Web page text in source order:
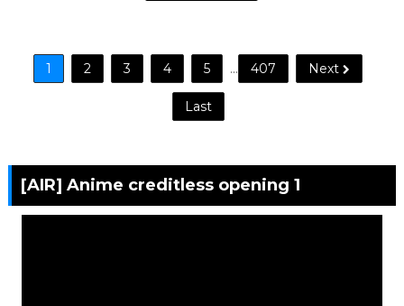
1 2 3 4 5 ... 407 Next
Last
[AIR] Anime creditless opening 1